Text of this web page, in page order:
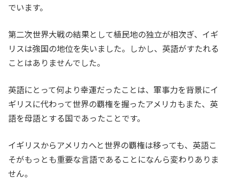
でいます。
第二次世界大戦の結果として植民地の独立が相次ぎ、イギ
リスは強国の地位を失いました。しかし、英語がすたれる
ことはありませんでした。
英語にとって何より幸運だったことは、軍事力を背景にイ
ギリスに代わって世界の覇権を握ったアメリカもまた、英
語を母語とする国であったことです。
イギリスからアメリカへと世界の覇権は移っても、英語こ
そがもっとも重要な言語であることになんら変わりありま
せん。